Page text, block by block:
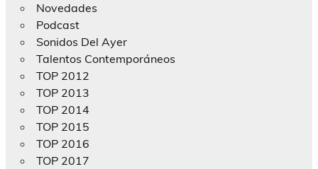
Novedades
Podcast
Sonidos Del Ayer
Talentos Contemporáneos
TOP 2012
TOP 2013
TOP 2014
TOP 2015
TOP 2016
TOP 2017